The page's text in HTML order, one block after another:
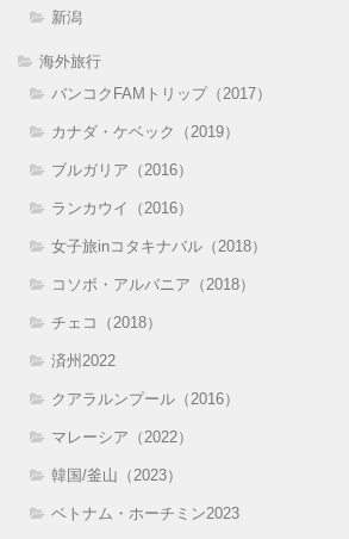
新潟
海外旅行
バンコクFAMトリップ（2017）
カナダ・ケベック（2019）
ブルガリア（2016）
ランカウイ（2016）
女子旅inコタキナバル（2018）
コソボ・アルバニア（2018）
チェコ（2018）
済州2022
クアラルンプール（2016）
マレーシア（2022）
韓国/釜山（2023）
ベトナム・ホーチミン2023